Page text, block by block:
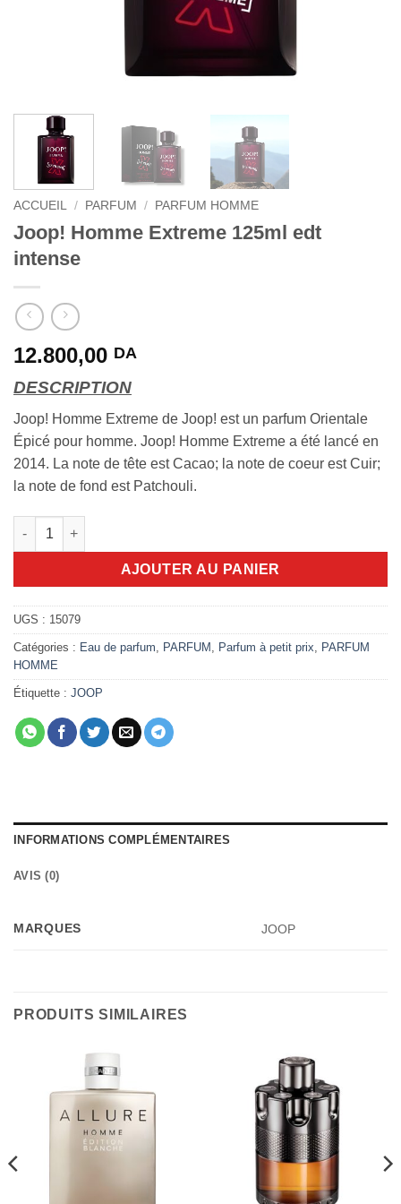
ACCUEIL / PARFUM / PARFUM HOMME
Joop! Homme Extreme 125ml edt
intense
12.800,00 DA
DESCRIPTION
Joop! Homme Extreme de Joop! est un parfum Orientale
Épicé pour homme. Joop! Homme Extreme a été lancé en
2014. La note de tête est Cacao; la note de coeur est Cuir;
la note de fond est Patchouli.
quantité de Joop! Homme Extreme 125ml edt intense
AJOUTER AU PANIER
UGS : 15079
Catégories : Eau de parfum PARFUM Parfum à petit prix
PARFUM
HOMME
Étiquette : JOOP
INFORMATIONS COMPLÉMENTAIRES
AVIS (0)
MARQUES JOOP
PRODUITS SIMILAIRES